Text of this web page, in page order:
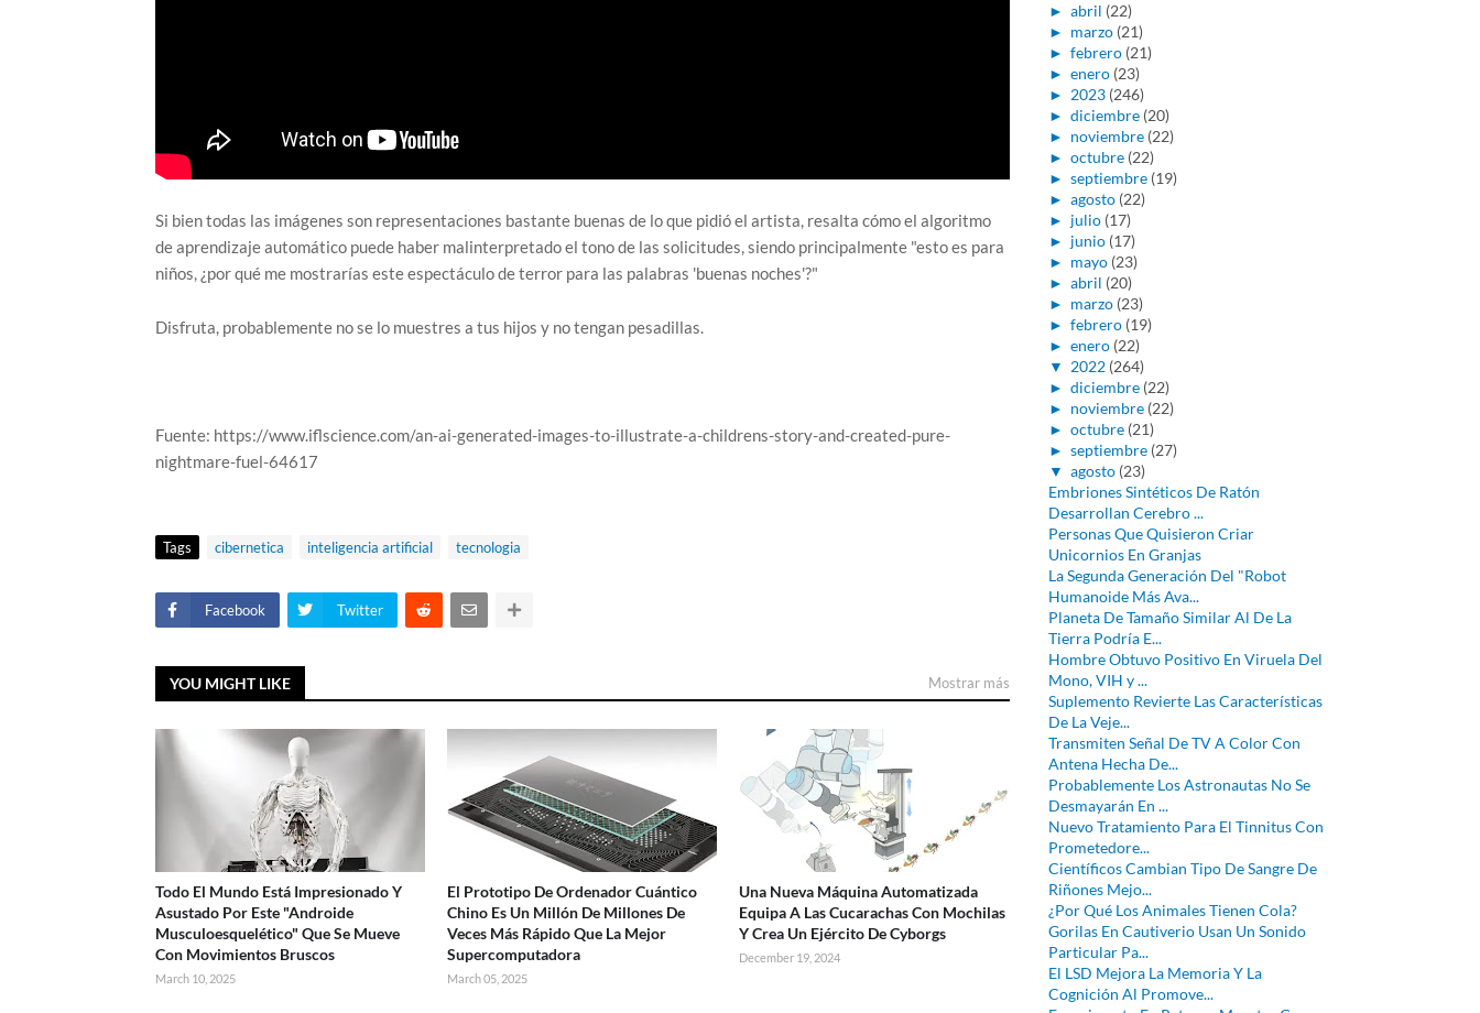
Si bien todas las imágenes son representaciones bastante buenas de lo que pidió el artista, resalta cómo el algoritmo
de aprendizaje automático puede haber malinterpretado el tono de las solicitudes, siendo principalmente "esto es para
niños, ¿por qué me mostrarías este espectáculo de terror para las palabras 'buenas noches'?"
Disfruta, probablemente no se lo muestres a tus hijos y no tengan pesadillas.
Fuente: https://www.iflscience.com/an-ai-generated-images-to-illustrate-a-childrens-story-and-created-pure-
nightmare-fuel-64617
Tags cibernetica inteligencia artificial tecnologia
Facebook Twitter
YOU MIGHT LIKE Mostrar más
Todo El Mundo Está Impresionado Y
Asustado Por Este "Androide
Musculoesquelético" Que Se Mueve
Con Movimientos Bruscos
March 10, 2025
El Prototipo De Ordenador Cuántico
Chino Es Un Millón De Millones De
Veces Más Rápido Que La Mejor
Supercomputadora
March 05, 2025
Una Nueva Máquina Automatizada
Equipa A Las Cucarachas Con Mochilas
Y Crea Un Ejército De Cyborgs
December 19, 2024
► abril (22)
► marzo (21)
► febrero (21)
► enero (23)
► 2023 (246)
► diciembre (20)
► noviembre (22)
► octubre (22)
► septiembre (19)
► agosto (22)
► julio (17)
► junio (17)
► mayo (23)
► abril (20)
► marzo (23)
► febrero (19)
► enero (22)
▼ 2022 (264)
► diciembre (22)
► noviembre (22)
► octubre (21)
► septiembre (27)
▼ agosto (23)
Embriones Sintéticos De Ratón
Desarrollan Cerebro ...
Personas Que Quisieron Criar
Unicornios En Granjas
La Segunda Generación Del "Robot
Humanoide Más Ava...
Planeta De Tamaño Similar Al De La
Tierra Podría E...
Hombre Obtuvo Positivo En Viruela Del
Mono, VIH y ...
Suplemento Revierte Las Características
De La Veje...
Transmiten Señal De TV A Color Con
Antena Hecha De...
Probablemente Los Astronautas No Se
Desmayarán En ...
Nuevo Tratamiento Para El Tinnitus Con
Prometedore...
Científicos Cambian Tipo De Sangre De
Riñones Mejo...
¿Por Qué Los Animales Tienen Cola?
Gorilas En Cautiverio Usan Un Sonido
Particular Pa...
El LSD Mejora La Memoria Y La
Cognición Al Promove...